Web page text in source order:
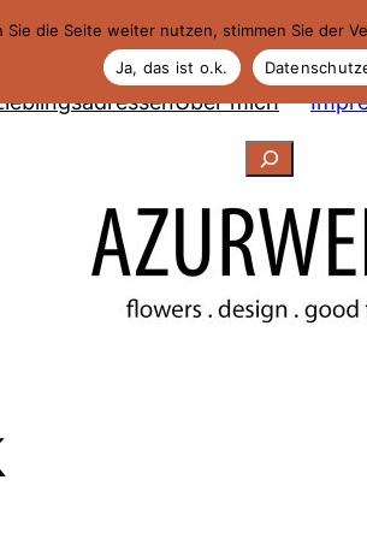
Über mich
Suchen
die Seite weiter nutzen, stimmen Sie der
Ja, das ist o.k.